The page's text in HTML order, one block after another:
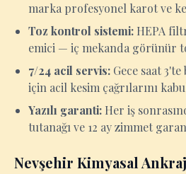
marka profesyonel karot ve
Toz kontrol sistemi: HEPA
emici — iç mekanda görünür
7/24 acil servis: Gece saat
için acil kesim çağrılarını
Yazılı garanti: Her iş
tutanağı ve 12 ay zimmet
Nevşehir Kimyasal